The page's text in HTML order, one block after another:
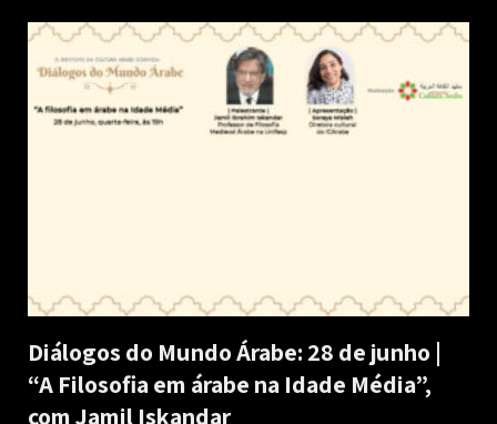
Diálogos do Mundo Árabe: 28 de junho |
“A Filosofia em árabe na Idade Média”,
com Jamil Iskandar